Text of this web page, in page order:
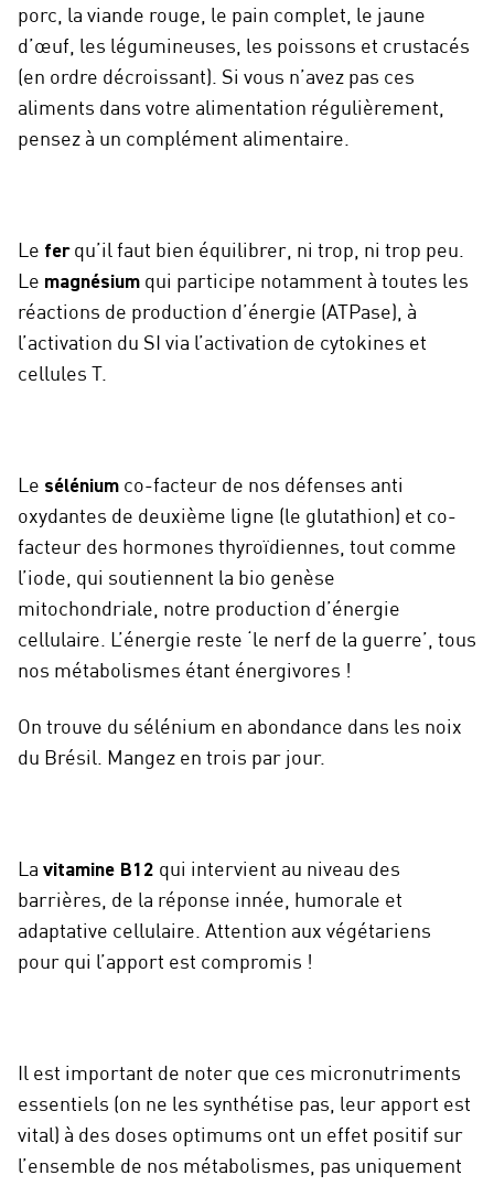
porc, la viande rouge, le pain complet, le jaune
d’œuf, les légumineuses, les poissons et crustacés
(en ordre décroissant). Si vous n’avez pas ces
aliments dans votre alimentation régulièrement,
pensez à un complément alimentaire.
Le ferqu’il faut bien équilibrer, ni trop, ni trop peu.
Le magnésium qui participe notamment à toutes les
réactions de production d’énergie (ATPase), à
l’activation du SI via l’activation de cytokines et
cellules T.
Le sélénium co-facteur de nos défenses anti
oxydantes de deuxième ligne (le glutathion) et co-
facteur des hormones thyroïdiennes, tout comme
l’iode, qui soutiennent la bio genèse
mitochondriale, notre production d’énergie
cellulaire. L’énergie reste ‘le nerf de la guerre’, tous
nos métabolismes étant énergivores !
On trouve du sélénium en abondance dans les noix
du Brésil. Mangez en trois par jour.
La vitamine B12 qui intervient au niveau des
barrières, de la réponse innée, humorale et
adaptative cellulaire. Attention aux végétariens
pour qui l’apport est compromis !
Il est important de noter que ces micronutriments
essentiels (on ne les synthétise pas, leur apport est
vital) à des doses optimums ont un effet positif sur
l’ensemble de nos métabolismes, pas uniquement